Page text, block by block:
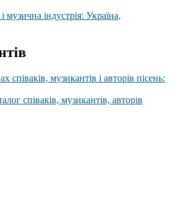
співаків, музикантів і авторів пісень: